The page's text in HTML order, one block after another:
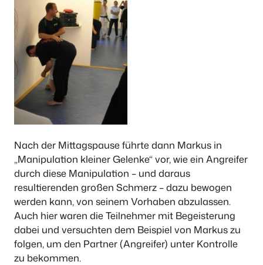
Nach der Mittagspause führte dann Markus in
„Manipulation kleiner Gelenke“ vor, wie ein Angreifer
durch diese Manipulation – und daraus
resultierenden großen Schmerz – dazu bewogen
werden kann, von seinem Vorhaben abzulassen.
Auch hier waren die Teilnehmer mit Begeisterung
dabei und versuchten dem Beispiel von Markus zu
folgen, um den Partner (Angreifer) unter Kontrolle
zu bekommen.